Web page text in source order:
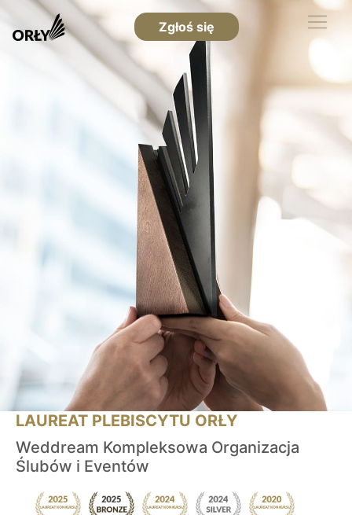
Zgłoś się
LAUREAT PLEBISCYTU ORŁY
Weddream Kompleksowa Organizacja
Ślubów i Eventów